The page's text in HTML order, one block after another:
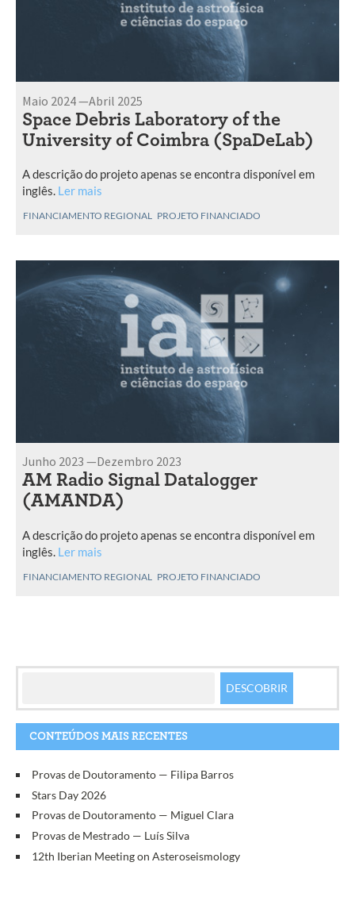
Maio 2024 —Abril 2025
Space Debris Laboratory of the
University of Coimbra (SpaDeLab)
A descrição do projeto apenas se encontra disponível em
inglês. Ler mais
FINANCIAMENTO REGIONAL PROJETO FINANCIADO
Junho 2023 —Dezembro 2023
AM Radio Signal Datalogger
(AMANDA)
A descrição do projeto apenas se encontra disponível em
inglês. Ler mais
FINANCIAMENTO REGIONAL PROJETO FINANCIADO
CONTEÚDOS MAIS RECENTES
Provas de Doutoramento — Filipa Barros
Stars Day 2026
Provas de Doutoramento — Miguel Clara
Provas de Mestrado — Luís Silva
12th Iberian Meeting on Asteroseismology